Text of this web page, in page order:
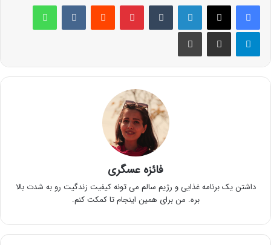
لینکدین ‫تامبلر پینترست‫رددیت ‫VKontakteواتس آپ
تلگرام اشتراک گذاری از طریق ایمیل چاپ
فائزه عسگری
داشتن یک برنامه غذایی و رژیم سالم می تونه کیفیت زندگیت رو به شدت بالا
بره. من برای همین اینجام تا کمکت کنم.